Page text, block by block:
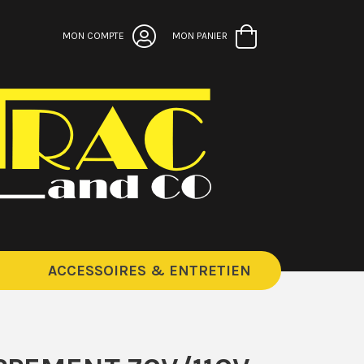
MON COMPTE MON PANIER
ACCESSOIRES & ENTRETIEN